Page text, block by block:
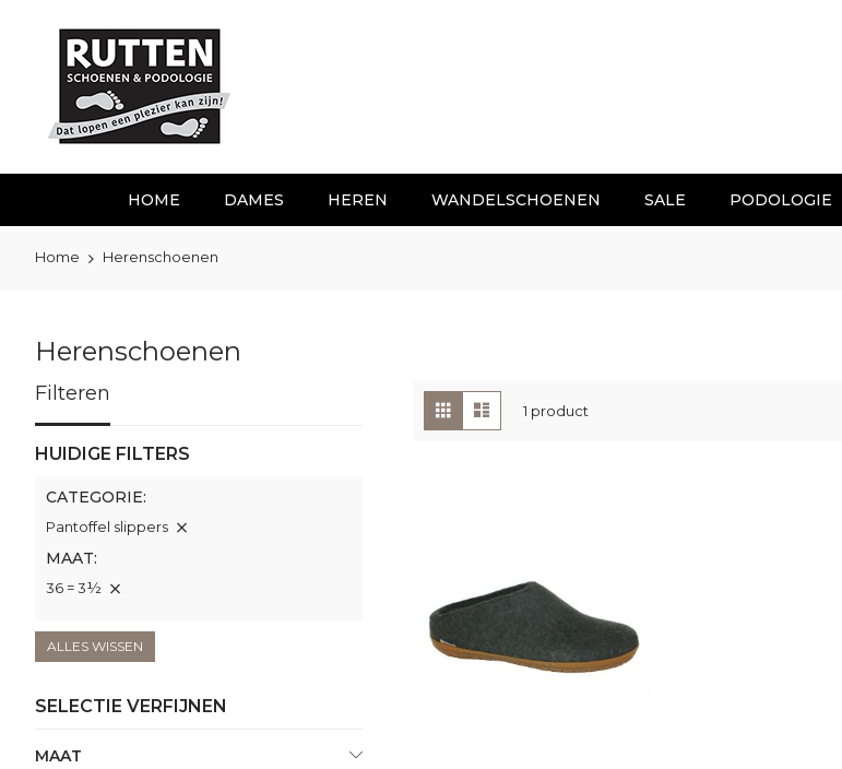
inhoud
HOME DAMES HEREN WANDELSCHOENEN SALE PODOLOGIE
Home Herenschoenen
Herenschoenen
Tonen
als
Foto-
tabel
1 product
Filteren
HUIDIGE FILTERS
CATEGORIE
Pantoffel slippers
MAAT
36 = 3½
ALLES WISSEN
SELECTIE VERFIJNEN
MAAT